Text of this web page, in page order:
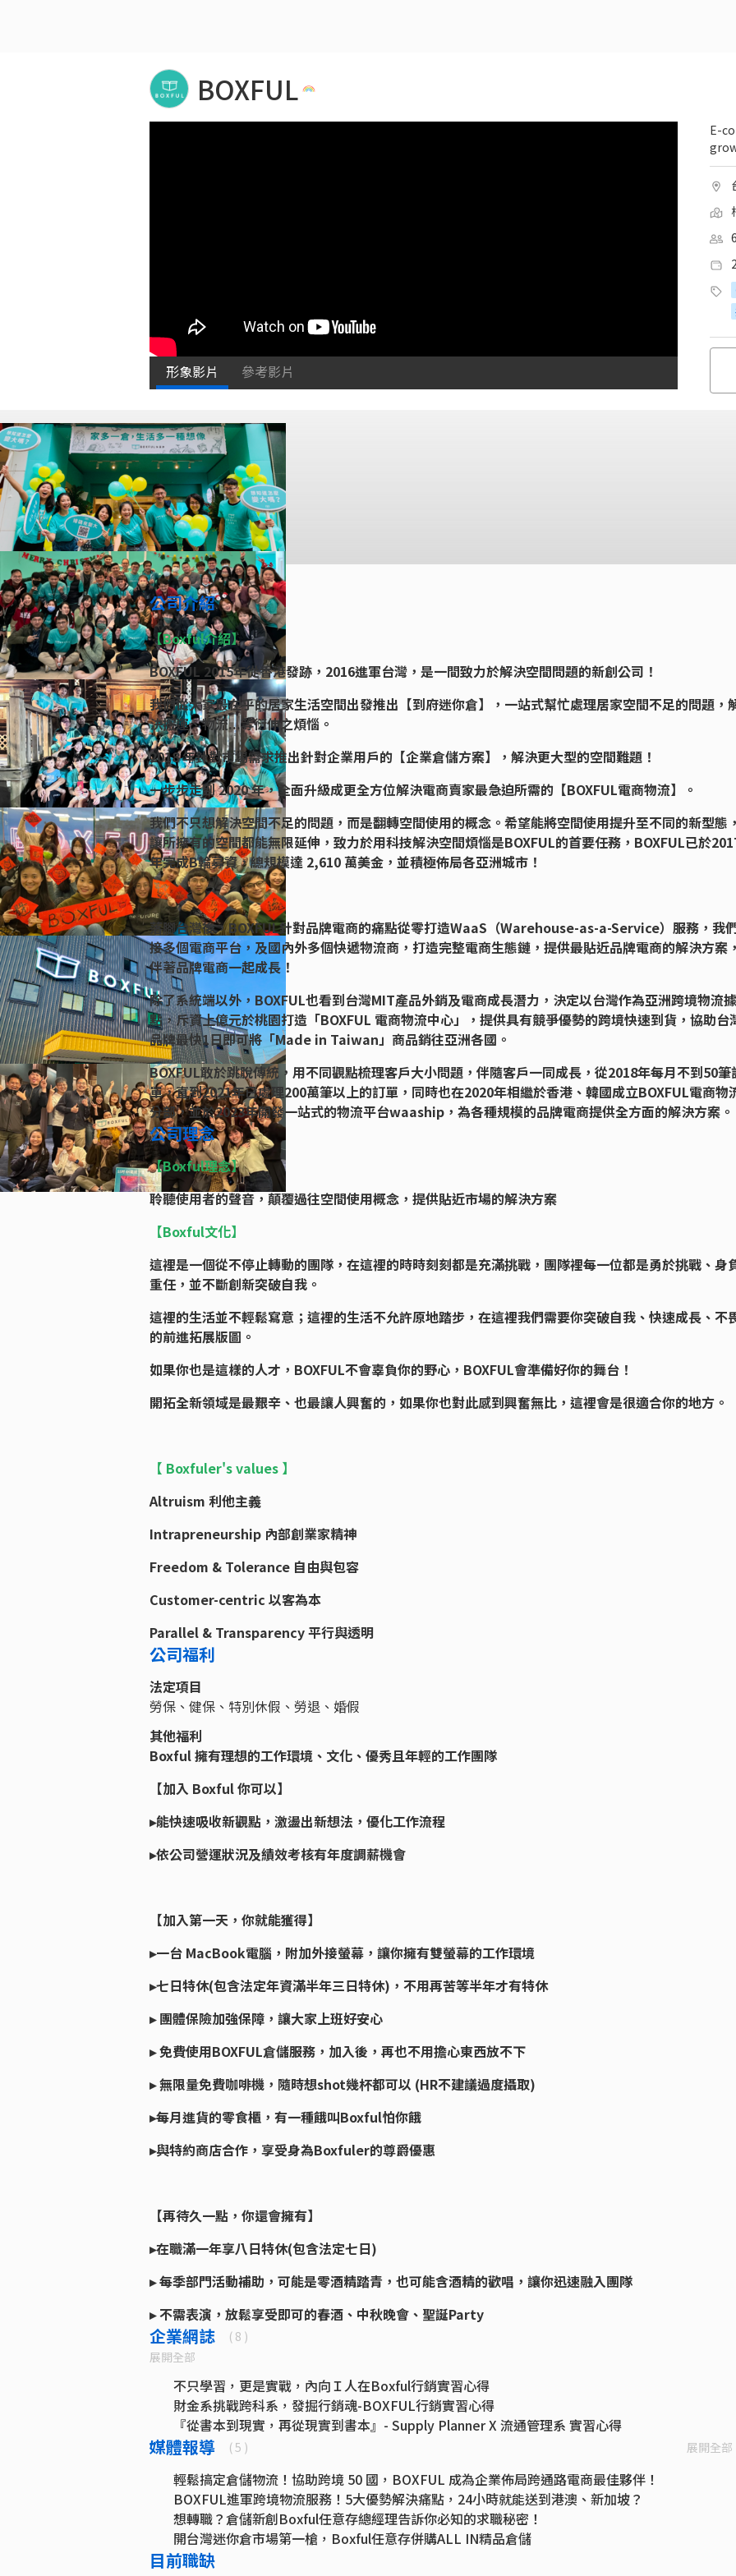
BOXFUL
形象影片 參考影片
E-
公司介紹
【Boxful介紹】
BOXFUL 2015年從香港發跡，2016進軍台灣，是一間致力於解決空間問題的新創公司！
我們從大家最在乎的居家生活空間出發推出【到府迷你倉】，一站式幫忙處理居家空間不足的問題，
決搬運、物流...等衍伸之煩惱。
2018 年針對市場需求推出針對企業用戶的【企業倉儲方案】，解決更大型的空間難題！
一步步走到 2020 年，全面升級成更全方位解決電商賣家最急迫所需的【BOXFUL電商物流】。
我們不只想解決空間不足的問題，而是翻轉空間使用的概念。希望能將空間使用提升至不同的新型態
讓所擁有的空間都能無限延伸，致力於用科技解決空間煩惱是BOXFUL的首要任務，BOXFUL已於
年完成B輪募資，總規模達 2,610 萬美金，並積極佈局各亞洲城市！
落腳台灣後，BOXFUL針對品牌電商的痛點從零打造WaaS（Warehouse-as-a-Service）服務，我
接多個電商平台，及國內外多個快遞物流商，打造完整電商生態鏈，提供最貼近品牌電商的解決方案
伴著品牌電商一起成長！
除了系統端以外，BOXFUL也看到台灣MIT產品外銷及電商成長潛力，決定以台灣作為亞洲跨境物流據
點，斥資上億元於桃園打造「BOXFUL 電商物流中心」，提供具有競爭優勢的跨境快速到貨，協助台
品牌最快1日即可將「Made in Taiwan」商品銷往亞洲各國。
BOXFUL敢於跳脫傳統，用不同觀點梳理客戶大小問題，伴隨客戶一同成長，從2018年每月不到50筆
單，直到2021年已處理200萬筆以上的訂單，同時也在2020年相繼於香港、韓國成立BOXFUL電商物
分部，並於2023年開發一站式的物流平台waaship，為各種規模的品牌電商提供全方面的解決方案。
公司理念
【Boxful理念】
聆聽使用者的聲音，顛覆過往空間使用概念，提供貼近市場的解決方案
【Boxful文化】
這裡是一個從不停止轉動的團隊，在這裡的時時刻刻都是充滿挑戰，團隊裡每一位都是勇於挑戰、身
重任，並不斷創新突破自我。
這裡的生活並不輕鬆寫意；這裡的生活不允許原地踏步，在這裡我們需要你突破自我、快速成長、不
的前進拓展版圖。
如果你也是這樣的人才，BOXFUL不會辜負你的野心，BOXFUL會準備好你的舞台！
開拓全新領域是最艱辛、也最讓人興奮的，如果你也對此感到興奮無比，這裡會是很適合你的地方。
【 Boxfuler's values 】
Altruism 利他主義
Intrapreneurship 內部創業家精神
Freedom & Tolerance 自由與包容
Customer-centric 以客為本
Parallel & Transparency 平行與透明
公司福利
法定項目
勞保、健保、特別休假、勞退、婚假
其他福利
Boxful 擁有理想的工作環境、文化、優秀且年輕的工作團隊
【加入 Boxful 你可以】
▸能快速吸收新觀點，激盪出新想法，優化工作流程
▸依公司營運狀況及績效考核有年度調薪機會
【加入第一天，你就能獲得】
▸一台 MacBook電腦，附加外接螢幕，讓你擁有雙螢幕的工作環境
▸七日特休(包含法定年資滿半年三日特休)，不用再苦等半年才有特休
▸ 團體保險加強保障，讓大家上班好安心
▸ 免費使用BOXFUL倉儲服務，加入後，再也不用擔心東西放不下
▸ 無限量免費咖啡機，隨時想shot幾杯都可以 (HR不建議過度攝取)
▸每月進貨的零食櫃，有一種餓叫Boxful怕你餓
▸與特約商店合作，享受身為Boxfuler的尊爵優惠
【再待久一點，你還會擁有】
▸在職滿一年享八日特休(包含法定七日)
▸ 每季部門活動補助，可能是零酒精踏青，也可能含酒精的歡唱，讓你迅速融入團隊
▸ 不需表演，放鬆享受即可的春酒、中秋晚會、聖誕Party
企業網誌
( 8 )
展開全部
不只學習，更是實戰，內向Ｉ人在Boxful行銷實習心得
財金系挑戰跨科系，發掘行銷魂-BOXFUL行銷實習心得
『從書本到現實，再從現實到書本』- Supply Planner X 流通管理系 實習心得
『財會有底線，學習不設限』-新創 x 財會實習心得
「企業關係維繫專員」到底是業務還是客服？一分鐘讓你秒懂Agile的新創職缺
資源有限 創意無限：Boxful在台拓展兩年的經營哲學
「Boxful任意存畢業文」 客服這份工作讓我克服了自己!
媒體報導 ( 5 ) 展開全部
輕鬆搞定倉儲物流！協助跨境 50 國，BOXFUL 成為企業佈局跨通路電商最佳夥伴！
BOXFUL進軍跨境物流服務！5大優勢解決痛點，24小時就能送到港澳、新加坡？
想轉職？倉儲新創Boxful任意存總經理告訴你必知的求職秘密！
開台灣迷你倉市場第一槍，Boxful任意存併購ALL IN精品倉儲
Boxful推出電商物流服務，拚雙北8小時到貨！串接SHOPLINE、蝦皮等開店平台
目前職缺